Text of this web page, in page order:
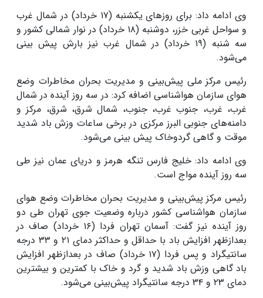
وی ادامه داد: برای روزهای یکشنبه (۱۷ خرداد) در شمال غرب
و سواحل غربی خزر، دوشنبه (۱۸ خرداد) در نوار شمالی کشور و
سه شنبه (۱۹ خرداد) در شمال غرب نیز بارش پیش بینی
می‌شود.
رئیس مرکز ملی پیش‌بینی و مدیریت بحران مخاطرات وضع
هوای سازمان هواشناسی اضافه کرد: در سه روز آینده در شمال
غرب، غرب، جنوب غرب، جنوب، شمال شرق، شرق، مرکز و
دامنه‌های جنوبی البرز مرکزی در برخی ساعات وزش باد شدید
موقت و گاهی گردوخاک پیش بینی می‌شود.
وی ادامه داد: خلیج فارس تنگه هرمز و دریای عمان نیز طی
سه روز آینده مواج است.
رئیس مرکز پیش‌بینی و مدیریت بحران مخاطرات وضع هوای
سازمان هواشناسی کشور درباره وضعیت جوی تهران طی دو
روز آینده نیز گفت: آسمان تهران فردا (۱۶ خرداد) صاف در
بعدازظهر افزایش باد با حداقل و حداکثر دمای ۲۱ و ۳۳ درجه
سانتیگراد و پس فردا (۱۷ خرداد) صاف در بعدازظهر افزایش
باد گاهی وزش باد شدید و گرد و خاک با کمترین و بیشترین
دمای ۲۳ و ۳۴ درجه سانتیگراد پیش‌بینی می‌شود.